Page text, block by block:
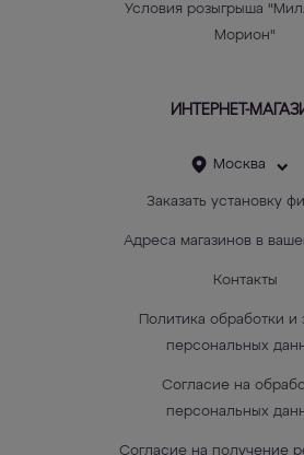
Условия розыгрыша
Морион"
ИНТЕРНЕТ-
Москва
Заказать установку
Адреса магазинов в
Контакты
Политика обработки и
персональных
Согласие на
персональных
Согласие на получение